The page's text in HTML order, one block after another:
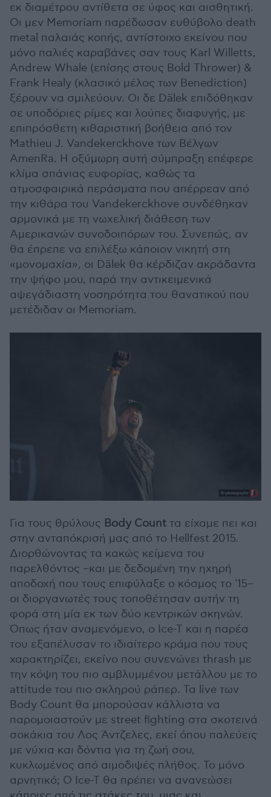
εκ διαμέτρου αντίθετα σε ύφος και αισθητική.
Οι μεν Memoriam παρέδωσαν ευθύβολο death
metal παλαιάς κοπής, αντίστοιχο εκείνου που
μόνο παλιές καραβάνες σαν τους Karl Willetts,
Andrew Whale (επίσης στους Bold Thrower) &
Frank Healy (κλασικό μέλος των Benediction)
ξέρουν να σμιλεύουν. Οι δε Dälek επιδόθηκαν
σε υποδόριες ρίμες και λούπες διαφυγής, με
επιπρόσθετη κιθαριστική βοήθεια από τον
Mathieu J. Vandekerckhove των Βέλγων
AmenRa. H οξύμωρη αυτή σύμπραξη επέφερε
κλίμα σπάνιας ευφορίας, καθώς τα
ατμοσφαιρικά περάσματα που απέρρεαν από
την κιθάρα του Vandekerckhove συνδέθηκαν
αρμονικά με τη νωχελική διάθεση των
Αμερικανών συνοδοιπόρων του. Συνεπώς, αν
θα έπρεπε να επιλέξω κάποιον νικητή στη
«μονομαχία», οι Dälek θα κέρδιζαν ακράδαντα
την ψήφο μου, παρά την αντικειμενικά
αψεγάδιαστη νοσηρότητα του θανατικού που
μετέδιδαν οι Memoriam.
Για τους θρύλους Body Count τα είχαμε πει και
στην ανταπόκρισή μας από το Hellfest 2015.
Διορθώνοντας τα κακώς κείμενα του
παρελθόντος –και με δεδομένη την ηχηρή
αποδοχή που τους επιφύλαξε ο κόσμος το '15–
οι διοργανωτές τους τοποθέτησαν αυτήν τη
φορά στη μία εκ των δύο κεντρικών σκηνών.
Όπως ήταν αναμενόμενο, ο Ice-T και η παρέα
του εξαπέλυσαν το ιδιαίτερο κράμα που τους
χαρακτηρίζει, εκείνο που συνενώνει thrash με
την κόψη του πιο αμβλυμμένου μετάλλου με το
attitude του πιο σκληρού ράπερ. Τα live των
Body Count θα μπορούσαν κάλλιστα να
παρομοιαστούν με street fighting στα σκοτεινά
σοκάκια του Λος Άντζελες, εκεί όπου παλεύεις
με νύχια και δόντια για τη ζωή σου,
κυκλωμένος από αιμοδιψές πλήθος. Το μόνο
αρνητικό; Ο Ice-T θα πρέπει να ανανεώσει